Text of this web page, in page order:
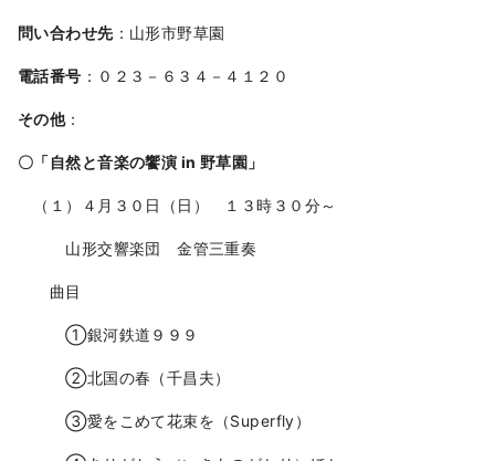
問い合わせ先：山形市野草園
電話番号 ：０２３－６３４－４１２０
その他：
〇「自然と音楽の饗演 in 野草園」
（１）４月３０日（日） １３時３０分～
山形交響楽団 金管三重奏
曲目
➀銀河鉄道９９９
➁北国の春（千昌夫）
➂愛をこめて花束を（Superfly）